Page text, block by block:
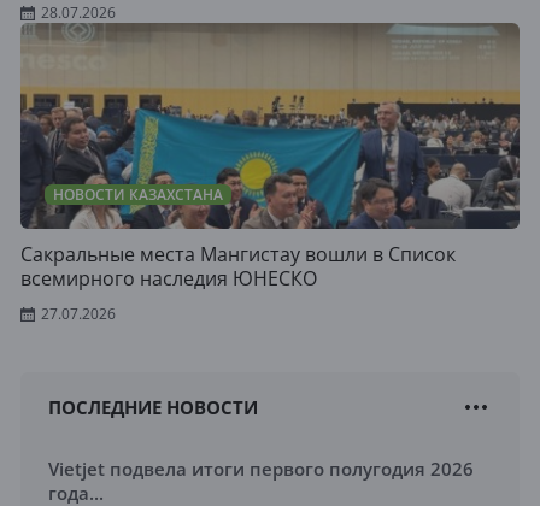
28.07.2026
НОВОСТИ КАЗАХСТАНА
Сакральные места Мангистау вошли в Список
всемирного наследия ЮНЕСКО
27.07.2026
ПОСЛЕДНИЕ НОВОСТИ
Vietjet подвела итоги первого полугодия 2026
года...